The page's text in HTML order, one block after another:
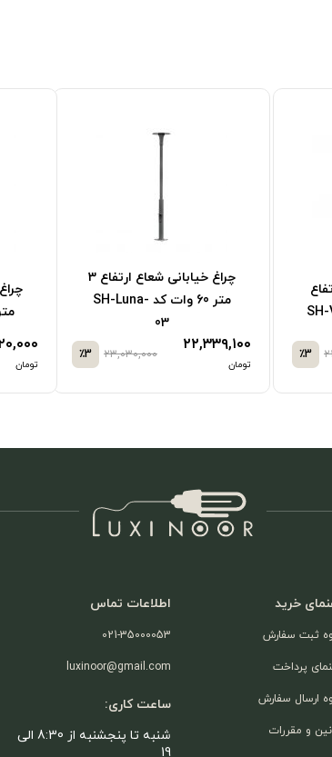
چراغ خیابانی شعاع ارتفاع 5
۲۲,۰۸۶,۹۰۰
تومان
۲۲,۷۷۰,۰۰۰ ٪3
چراغ
تومان
خرید
ثبت سفارش
پرداخت
ارسال سفارش
و مقررات
اطلاعات تماس
021-35000053
luxinoor@gmail.com
ساعت کاری:
شنبه تا پنجشنبه از 8:30 الی
19